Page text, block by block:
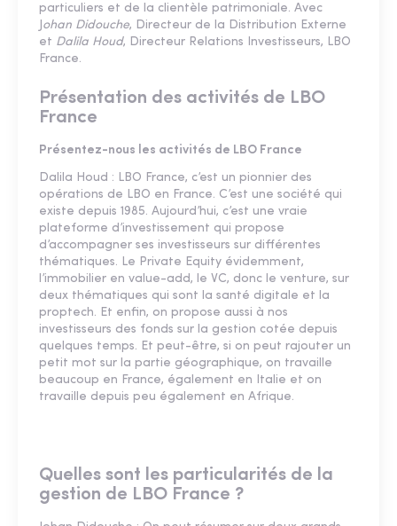
particuliers et de la clientèle patrimoniale. Avec
ohan Didouche, Directeur de la Distribution Externe
et Dalila Houd, Directeur Relations Investisseurs, LBO
France.
Présentation des activités de LBO
France
Présentez-nous les activités de LBO France
Dalila Houd : LBO France, c’est un pionnier des
opérations de LBO en France. C’est une société qui
existe depuis 1985. Aujourd’hui, c’est une vraie
plateforme d’investissement qui propose
d’accompagner ses investisseurs sur différentes
thématiques. Le Private Equity évidemment,
l’immobilier en value-add, le VC, donc le venture, sur
deux thématiques qui sont la santé digitale et la
proptech. Et enfin, on propose aussi à nos
investisseurs des fonds sur la gestion cotée depuis
quelques temps. Et peut-être, si on peut rajouter un
petit mot sur la partie géographique, on travaille
beaucoup en France, également en Italie et on
travaille depuis peu également en Afrique.
Quelles sont les particularités de la
gestion de LBO France ?